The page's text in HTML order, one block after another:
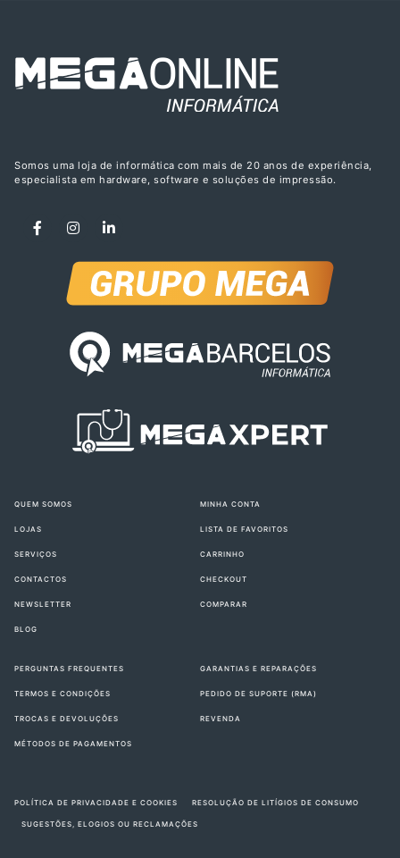
Somos uma loja de informática com mais de 20 anos de experiência,
especialista em hardware, software e soluções de impressão.
QUEM SOMOS
LOJAS
SERVIÇOS
CONTACTOS
NEWSLETTER
BLOG
MINHA CONTA
LISTA DE FAVORITOS
CARRINHO
CHECKOUT
COMPARAR
PERGUNTAS FREQUENTES
TERMOS E CONDIÇÕES
TROCAS E DEVOLUÇÕES
MÉTODOS DE PAGAMENTOS
GARANTIAS E REPARAÇÕES
PEDIDO DE SUPORTE (RMA)
REVENDA
POLÍTICA DE PRIVACIDADE E COOKIES RESOLUÇÃO DE LITÍGIOS DE CONSUMO
SUGESTÕES, ELOGIOS OU RECLAMAÇÕES